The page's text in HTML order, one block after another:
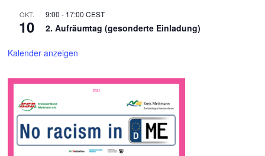
OKT.
10
9:00 - 17:00 CEST
2. Aufräumtag (gesonderte Einladung)
Kalender anzeigen